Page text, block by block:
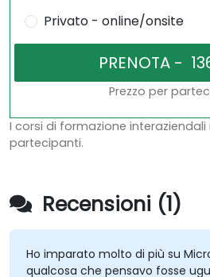
Privato - online/onsite
Prezzo per
I corsi di formazione
partecipanti.
Recensioni (1)
Ho imparato molto di più su
qualcosa che pensavo fosse